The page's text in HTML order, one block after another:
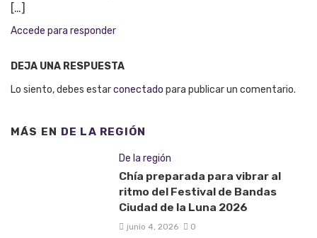
[…]
Accede para responder
DEJA UNA RESPUESTA
Lo siento, debes estarconectado para publicar un comentario.
MÁS EN DE LA REGIÓN
De la región
Chía preparada para vibrar al
ritmo del Festival de Bandas
Ciudad de la Luna 2026
junio 4, 2026 0